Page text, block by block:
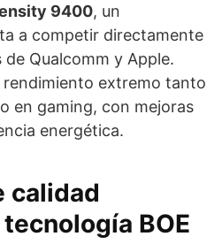
9400, un
a competir directamente
Qualcomm y Apple.
rendimiento extremo tanto
en gaming, con mejoras
energética.
calidad
BOE